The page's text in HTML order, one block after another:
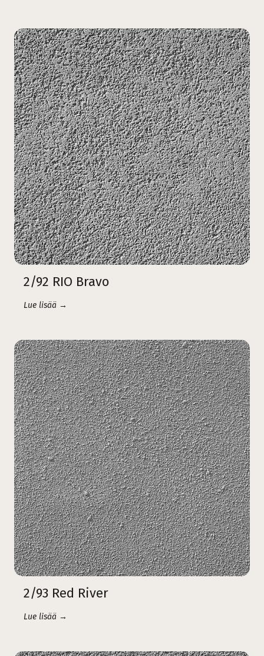
2/92 RIO Bravo
Lue lisää →
2/93 Red River
Lue lisää →